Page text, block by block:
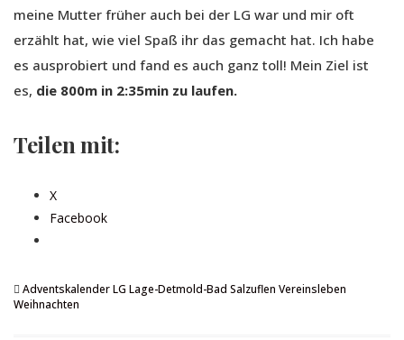
meine Mutter früher auch bei der LG war und mir oft
erzählt hat, wie viel Spaß ihr das gemacht hat. Ich habe
es ausprobiert und fand es auch ganz toll! Mein Ziel ist
es, die 800m in 2:35min zu laufen.
Teilen mit:
X
Facebook
AdventskalenderLG Lage-Detmold-Bad Salzuflen Vereinsleben
Weihnachten